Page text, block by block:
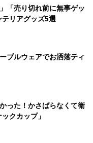
「売り切れ前に無事ゲッ
テリアグッズ5選
ブルウェアでお洒落ティ
った！かさばらなくて衛
クカップ」